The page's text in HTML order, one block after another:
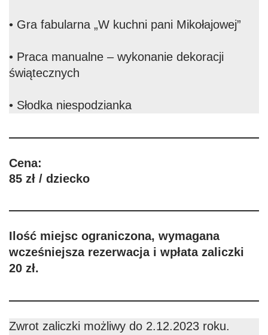
• Gra fabularna „W kuchni pani Mikołajowej”
• Praca manualne – wykonanie dekoracji
świątecznych
• Słodka niespodzianka
Cena:
85 zł / dziecko
Ilość miejsc ograniczona, wymagana
wcześniejsza rezerwacja i wpłata zaliczki
20 zł.
Zwrot zaliczki możliwy do 2.12.2023 roku.